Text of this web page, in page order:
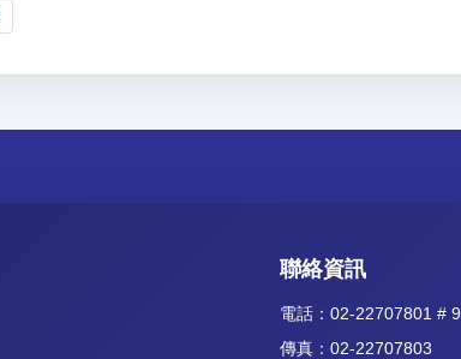
聯絡資訊
電話：02-22707801 # 9
傳真：02-22707803